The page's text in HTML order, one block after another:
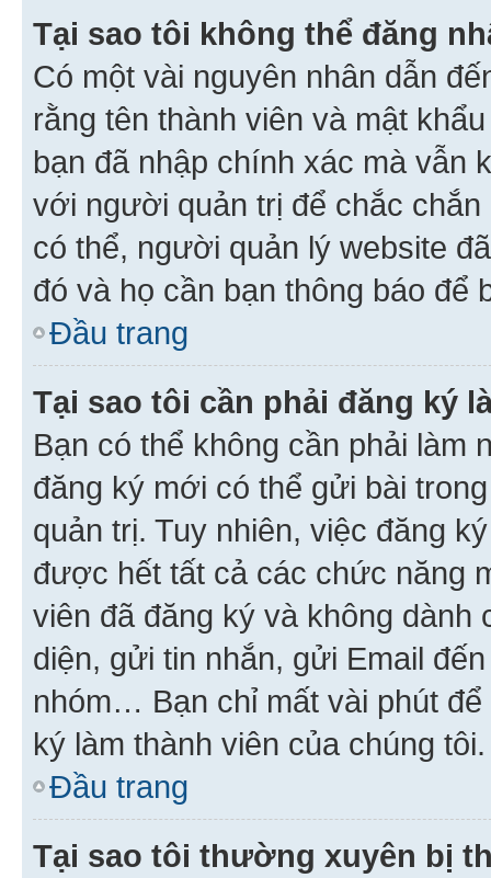
Tại sao tôi không thể đăng
Có một vài nguyên nhân dẫn
rằng tên thành viên và mật
bạn đã nhập chính xác mà vẫn
với người quản trị để chắc
có thể, người quản lý website
đó và họ cần bạn thông báo để
Đầu trang
Tại sao tôi cần phải đăng ký
Bạn có thể không cần phải làm
đăng ký mới có thể gửi bài
quản trị. Tuy nhiên, việc đăng
được hết tất cả các chức năng
viên đã đăng ký và không
diện, gửi tin nhắn, gửi Email
nhóm… Bạn chỉ mất vài phút
ký làm thành viên của chúng tôi.
Đầu trang
Tại sao tôi thường xuyên bị